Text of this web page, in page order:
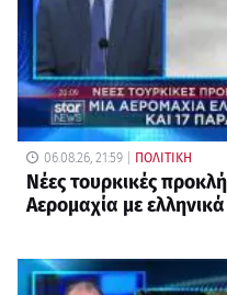
06.08.26, 21:59 ΠΟΛΙΤΙΚΗ
Νέες τουρκικές
Αερομαχία με